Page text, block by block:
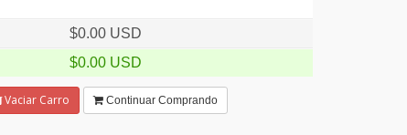
$0.00 USD
$0.00 USD
Vaciar Carro Continuar Comprando